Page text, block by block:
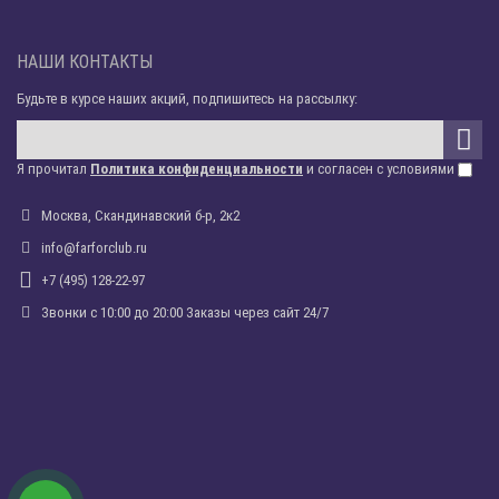
НАШИ КОНТАКТЫ
Будьте в курсе наших акций, подпишитесь на рассылку:
Я прочитал Политика конфиденциальности и согласен с условиями
Москва, Скандинавский б-р, 2к2
info@farforclub.ru
+7 (495) 128-22-97
Звонки c 10:00 до 20:00 Заказы через сайт 24/7